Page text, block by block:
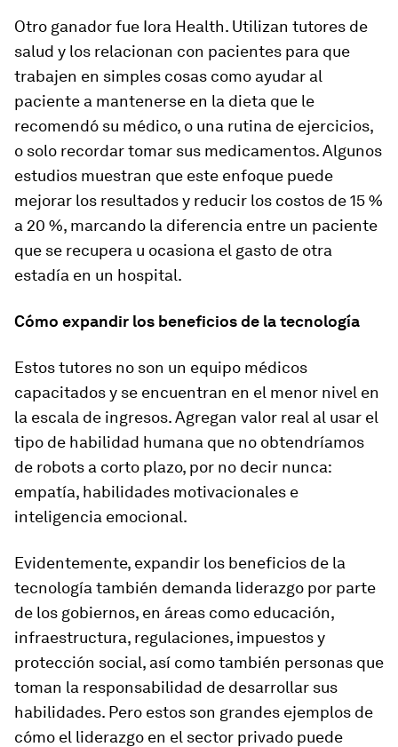
Otro ganador fue Iora Health. Utilizan tutores de
salud y los relacionan con pacientes para que
trabajen en simples cosas como ayudar al
paciente a mantenerse en la dieta que le
recomendó su médico, o una rutina de ejercicios,
o solo recordar tomar sus medicamentos. Algunos
estudios muestran que este enfoque puede
mejorar los resultados y reducir los costos de 15 %
a 20 %, marcando la diferencia entre un paciente
que se recupera u ocasiona el gasto de otra
estadía en un hospital.
Cómo expandir los beneficios de la tecnología
Estos tutores no son un equipo médicos
capacitados y se encuentran en el menor nivel en
la escala de ingresos. Agregan valor real al usar el
tipo de habilidad humana que no obtendríamos
de robots a corto plazo, por no decir nunca:
empatía, habilidades motivacionales e
inteligencia emocional.
Evidentemente, expandir los beneficios de la
tecnología también demanda liderazgo por parte
de los gobiernos, en áreas como educación,
infraestructura, regulaciones, impuestos y
protección social, así como también personas que
toman la responsabilidad de desarrollar sus
habilidades. Pero estos son grandes ejemplos de
cómo el liderazgo en el sector privado puede